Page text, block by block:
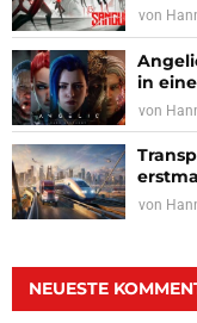
von
in
von
von
NEUESTE